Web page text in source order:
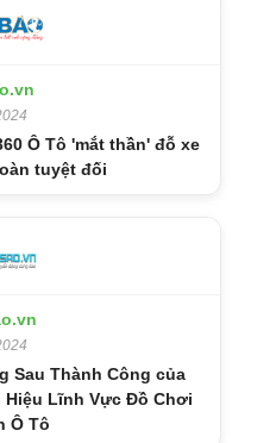
Ô Tô 'mắt thần' đỗ xe
tuyệt đối
Sau Thành Công của
Lĩnh Vực Đồ Chơi
Ô Tô